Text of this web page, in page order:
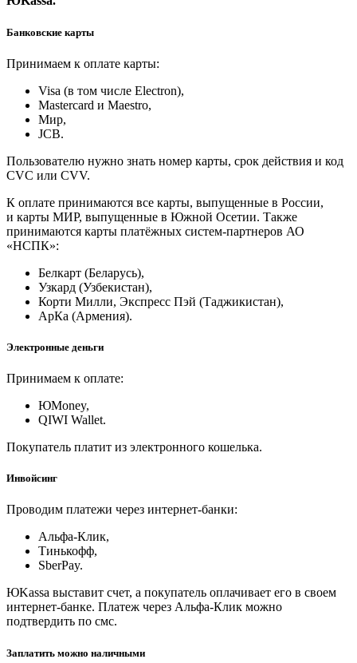
Банковские карты
Принимаем к оплате карты:
Visa (в том числе Electron),
Masterсard и Maestro,
Мир,
JCB.
Пользователю нужно знать номер карты, срок действия и код
CVC или CVV.
К оплате принимаются все карты, выпущенные в России,
и карты МИР, выпущенные в Южной Осетии. Также
принимаются карты платёжных систем-партнеров АО
«НСПК»:
Белкарт (Беларусь),
Узкард (Узбекистан),
Корти Милли, Экспресс Пэй (Таджикистан),
АрКа (Армения).
Электронные деньги
Принимаем к оплате:
ЮMoney,
QIWI Wallet.
Покупатель платит из электронного кошелька.
Инвойсинг
Проводим платежи через интернет-банки:
Альфа-Клик,
Тинькофф,
SberPay.
ЮKassa выставит счет, а покупатель оплачивает его в своем
интернет-банке. Платеж через Альфа-Клик можно
подтвердить по смс.
Заплатить можно наличными